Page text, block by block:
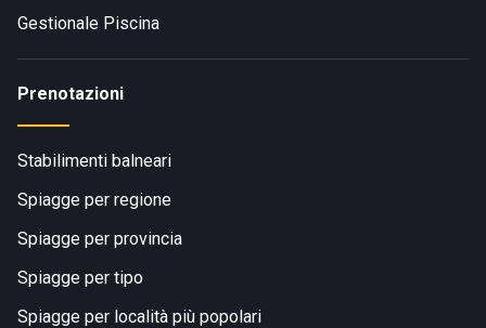
Gestionale Piscina
Prenotazioni
Stabilimenti balneari
Spiagge per regione
Spiagge per provincia
Spiagge per tipo
Spiagge per località più popolari